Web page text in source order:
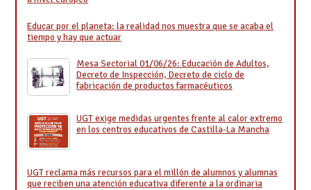
Educar por el planeta: la realidad nos muestra que se acaba el
tiempo y hay que actuar
Mesa Sectorial 01/06/26: Educación de Adultos,
Decreto de Inspección, Decreto de ciclo de
fabricación de productos farmacéuticos
UGT exige medidas urgentes frente al calor extremo
en los centros educativos de Castilla-La Mancha
UGT reclama más recursos para el millón de alumnos y alumnas
que reciben una atención educativa diferente a la ordinaria